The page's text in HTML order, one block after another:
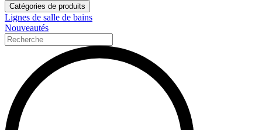
Catégories de produits
Lignes de salle de bains
Nouveautés